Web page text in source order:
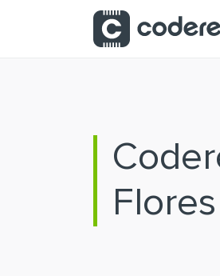
Saltar al contenido principal
Flores